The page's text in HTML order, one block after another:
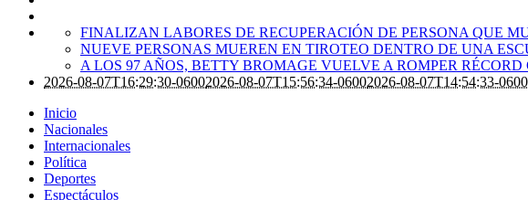
FINALIZAN LABORES DE RECUPERACIÓN DE PERSONA QUE
NUEVE PERSONAS MUEREN EN TIROTEO DENTRO DE UNA
A LOS 97 AÑOS, BETTY BROMAGE VUELVE A ROMPER
2026-08-07T16:29:30-06002026-08-07T15:56:34-06002026-08-07T14:54:33-0600
Inicio
Nacionales
Internacionales
Política
Deportes
Espectáculos